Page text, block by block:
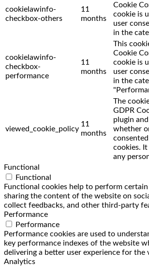
cookielawinfo-
checkbox-others
11
months
Cookie
cookie is
user
in the
cookielawinfo-
checkbox-
performance
11
months
This
Cookie
cookie is
user
in the
viewed_cookie_policy
11
months
The
GDPR
plugin
whether
cookies.
any
Functional
Functional
Functional cookies help to perform
sharing the content of the website on
collect feedbacks, and other third-party
Performance
Performance
Performance cookies are used to
key performance indexes of the website
delivering a better user experience for the
Analytics